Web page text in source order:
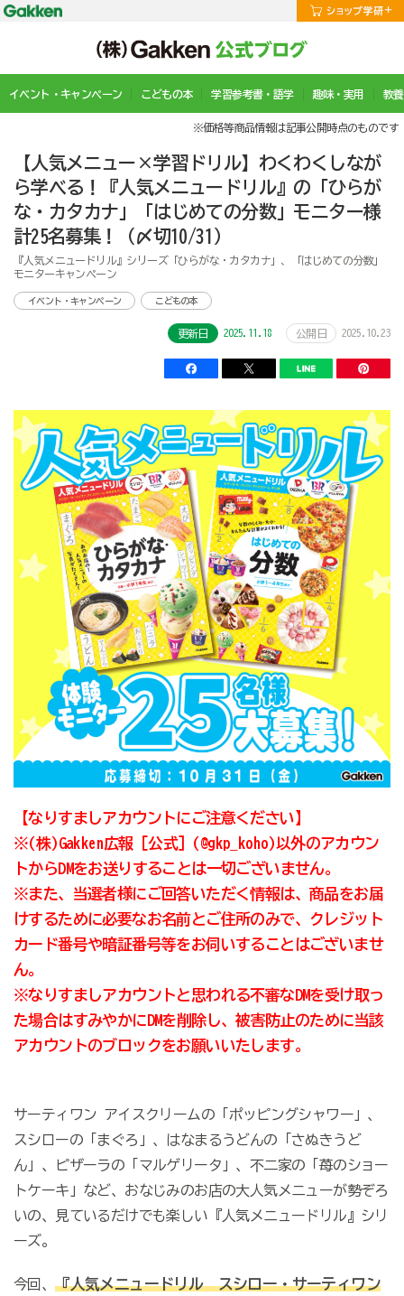
イベント・キャンペーン こどもの本 学習参考書・語学 趣味・実用 教
※価格等商品情報は記事公開時点のものです
【人気メニュー×学習ドリル】わくわくしなが
ら学べる！『人気メニュードリル』の「ひらが
な・カタカナ」「はじめての分数」モニター様
計25名募集！（〆切10/31）
『人気メニュードリル』シリーズ「ひらがな・カタカナ」、「はじめての分数」
モニターキャンペーン
イベント・キャンペーン こどもの本
更新日 2025.11.18 公開日 2025.10.23
【なりすましアカウントにご注意ください】
※(株)Gakken広報［公式］(@gkp_koho)以外のアカウン
トからDMをお送りすることは一切ございません。
※また、当選者様にご回答いただく情報は、商品をお届
けするために必要なお名前とご住所のみで、クレジット
カード番号や暗証番号等をお伺いすることはございませ
ん。
※なりすましアカウントと思われる不審なDMを受け取っ
た場合はすみやかにDMを削除し、被害防止のために当該
アカウントのブロックをお願いいたします。
サーティワン アイスクリームの「ポッピングシャワー」、
スシローの「まぐろ」、はなまるうどんの「さぬきうど
ん」、ピザーラの「マルゲリータ」、不二家の「苺のショー
トケーキ」など、おなじみのお店の大人気メニューが勢ぞろ
いの、見ているだけでも楽しい『人気メニュードリル』シリ
ーズ。
今回、『人気メニュードリルスシロー・サーティワン